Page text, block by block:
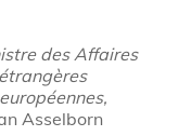
des Affaires
étrangères
Asselborn